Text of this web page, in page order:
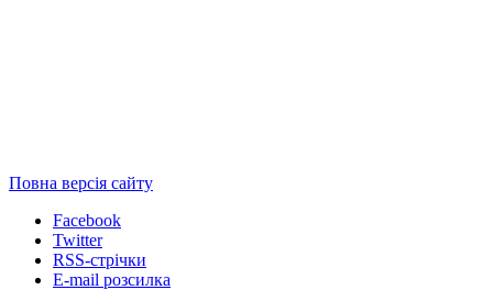
Повна версія сайту
Facebook
Twitter
RSS-стрічки
E-mail розсилка